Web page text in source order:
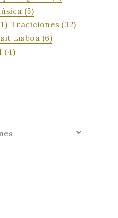
(5)
Tradiciones (32)
Lisboa (6)
(4)